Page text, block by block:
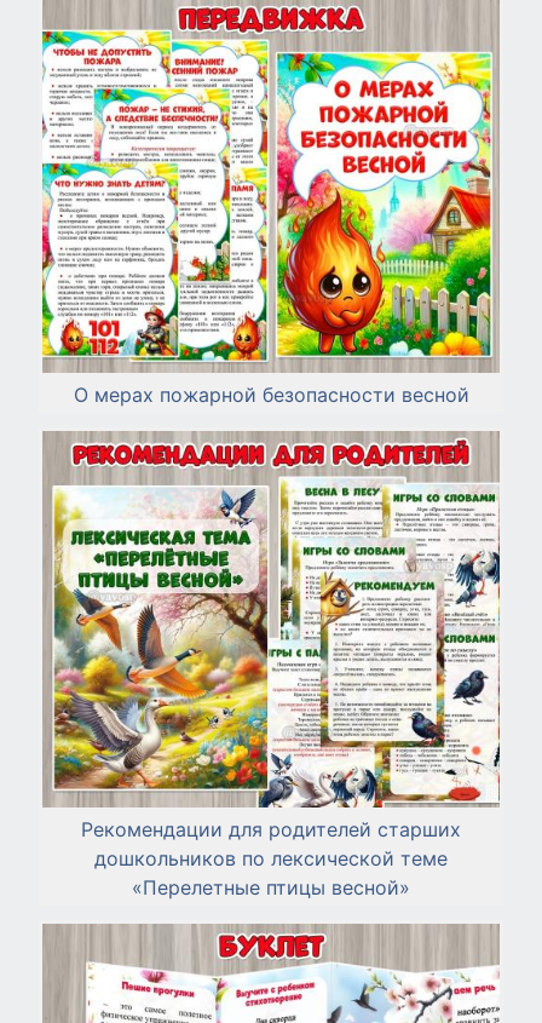
О мерах пожарной безопасности весной
Рекомендации для родителей старших
дошкольников по лексической теме
«Перелетные птицы весной»